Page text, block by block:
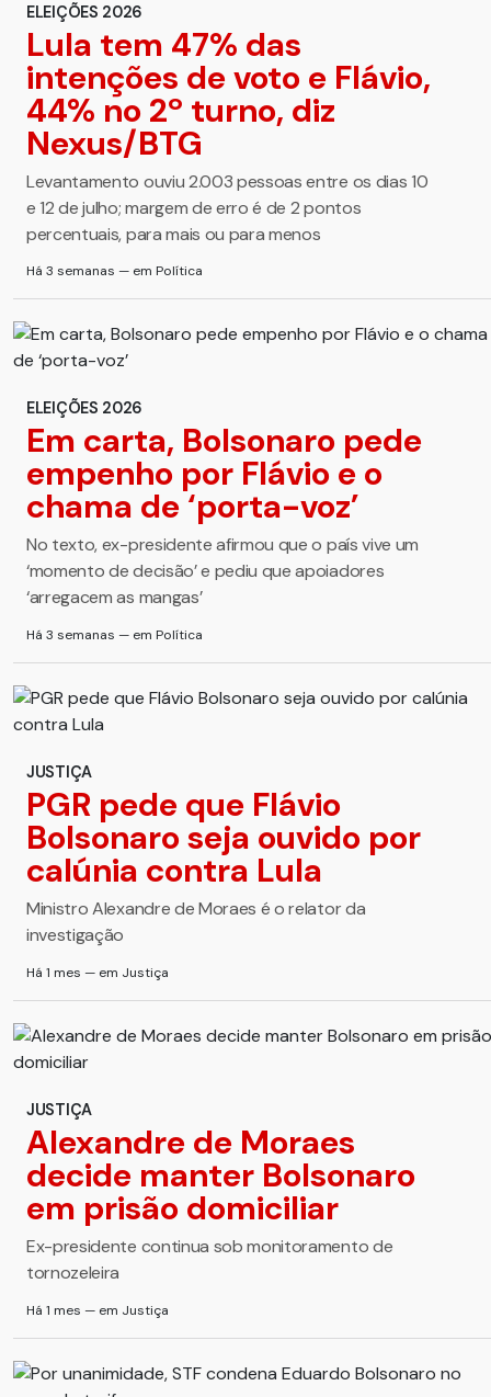
ELEIÇÕES 2026
Lula tem 47% das
intenções de voto e Flávio,
44% no 2º turno, diz
Nexus/BTG
Levantamento ouviu 2.003 pessoas entre os dias 10
e 12 de julho; margem de erro é de 2 pontos
percentuais, para mais ou para menos
Há 3 semanas — em Política
ELEIÇÕES 2026
Em carta, Bolsonaro pede
empenho por Flávio e o
chama de ‘porta-voz’
No texto, ex-presidente afirmou que o país vive um
‘momento de decisão’ e pediu que apoiadores
‘arregacem as mangas’
Há 3 semanas — em Política
JUSTIÇA
PGR pede que Flávio
Bolsonaro seja ouvido por
calúnia contra Lula
Ministro Alexandre de Moraes é o relator da
investigação
Há 1 mes — em Justiça
JUSTIÇA
Alexandre de Moraes
decide manter Bolsonaro
em prisão domiciliar
Ex-presidente continua sob monitoramento de
tornozeleira
Há 1 mes — em Justiça